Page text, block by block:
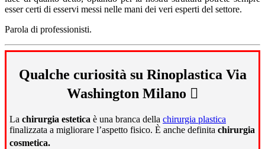
esser certi di esservi messi nelle mani dei veri esperti del settore.
Parola di professionisti.
Qualche curiosità su Rinoplastica Via
Washington Milano
La chirurgia estetica è una branca della chirurgia plastica
finalizzata a migliorare l’aspetto fisico. È anche definita chirurgia
cosmetica.